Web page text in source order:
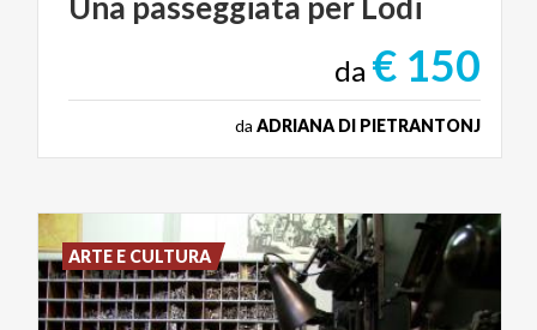
da € 150
da ADRIANA DI PIETRANTONJ
ARTE E CULTURA